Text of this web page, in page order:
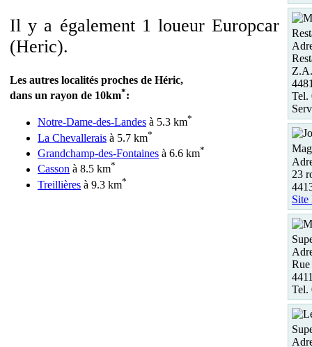
Il y a également 1 loueur Europcar
(Heric).
Les autres localités proches de Héric,
dans un rayon de 10km*:
Notre-Dame-des-Landes à 5.3 km*
La Chevallerais à 5.7 km*
Grandchamp-des-Fontaines à 6.6 km*
Casson à 8.5 km*
Treillières à 9.3 km*
Tel.
23
Site
Tel.